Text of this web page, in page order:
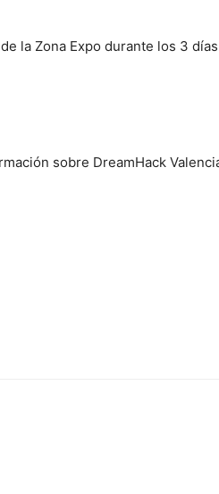
la Zona Expo durante los 3
sobre DreamHack